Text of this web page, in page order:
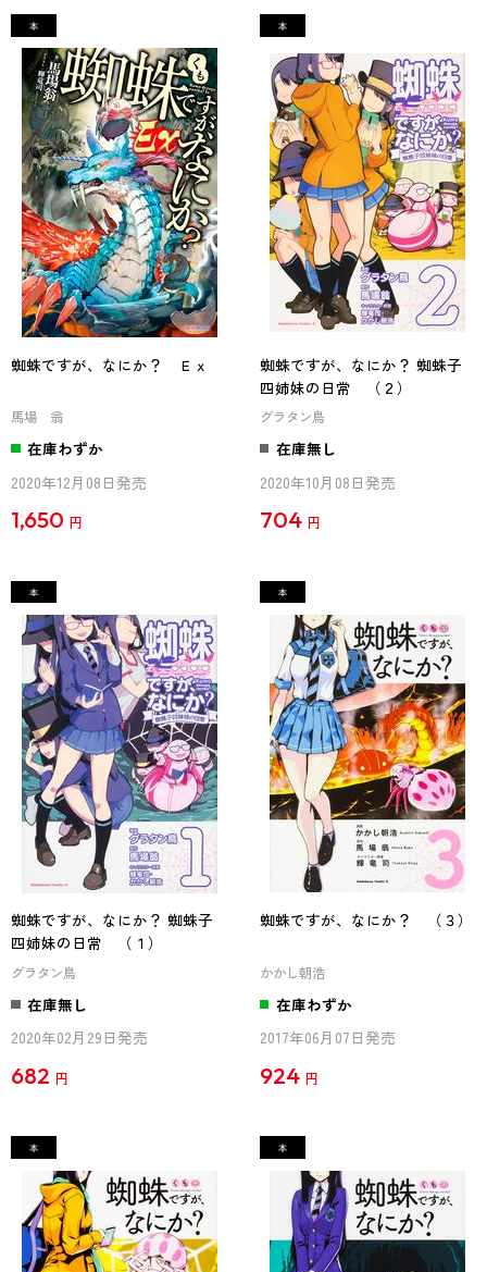
蜘蛛ですが、なにか？ Ｅｘ
馬場 翁
在庫わずか
2020年12月08日発売
1,650 円
蜘蛛ですが、なにか？ 蜘蛛子
四姉妹の日常 （２）
グラタン鳥
在庫無し
2020年10月08日発売
704 円
蜘蛛ですが、なにか？ 蜘蛛子
四姉妹の日常 （１）
グラタン鳥
在庫無し
2020年02月29日発売
682 円
蜘蛛ですが、なにか？ （３）
かかし朝浩
在庫わずか
2017年06月07日発売
924 円